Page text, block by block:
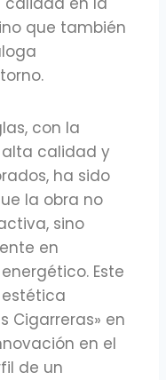
que también
con la
calidad y
ha sido
la obra no
sino
en
Este
Cigarreras» en
en el
de un